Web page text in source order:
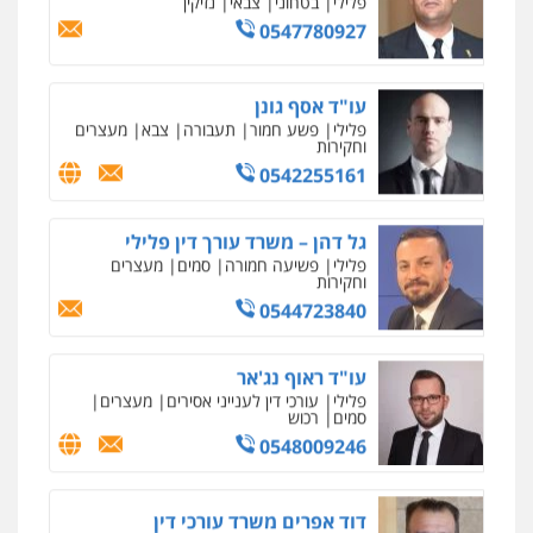
0547780927
עו"ד אסף גונן
פלילי פשע חמור
וחקירות
0542255161
גל דהן – משרד עורך דין פלילי
פלילי פשיעה חמורה סמים מעצרים
וחקירות
0544723840
עו"ד ראוף נג'אר
פלילי עורכי דין לענייני אסירים
סמים רכוש
0548009246
דוד אפרים משרד עורכי דין